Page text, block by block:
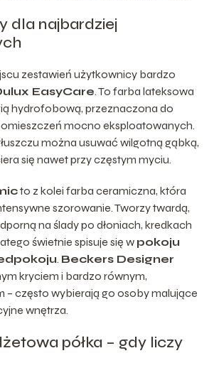
dla najbardziej
zestawień użytkownicy bardzo
EasyCare. To farba lateksowa
hydrofobową, przeznaczona do
mocno eksploatowanych.
można usuwać wilgotną gąbką,
się nawet przy częstym myciu.
to z kolei farba ceramiczna, która
szorowanie. Tworzy twardą,
na ślady po dłoniach, kredkach
świetnie spisuje się w pokoju
. Beckers Designer
kryciem i bardzo równym,
– często wybierają go osoby malujące
wnętrza.
półka – gdy liczy